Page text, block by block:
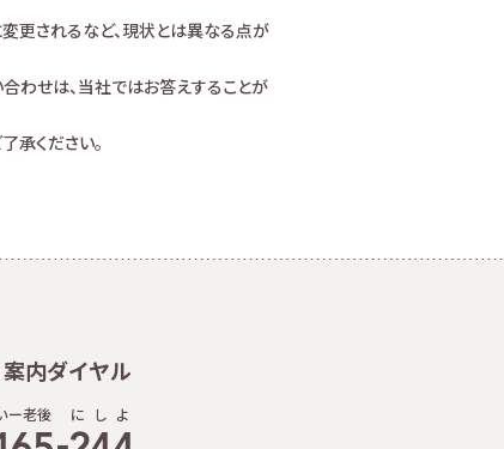
更されるなど、現状とは異なる点が
わせは、当社ではお答えすることが
承ください。
内ダイヤル
ー老後 に し よ